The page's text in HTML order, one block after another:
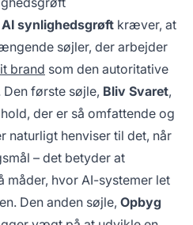
AI synlighedsgrøft kræver, at
søjler, der arbejder
brand som den autoritative
første søjle, Bliv Svaret,
der er så omfattende og
naturligt henviser til det, når
– det betyder at
måder, hvor AI-systemer let
Den anden søjle, Opbyg